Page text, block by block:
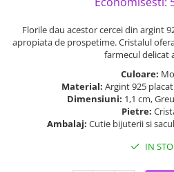
Florile dau acestor cercei din argint
apropiata de prospetime. Cristalul
farmecul delicat
Culoare:
Material: Argint 925
Dimensiuni: 1,1 cm,
Pietre:
Ambalaj: Cutie bijuterii si
IN